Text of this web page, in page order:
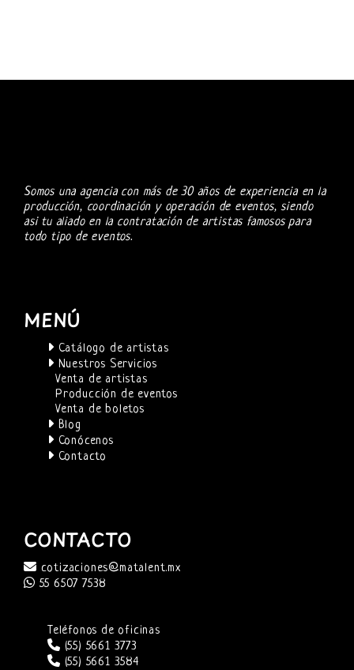
Somos una agencia con más de 30 años de experiencia en la
producción, coordinación y operación de eventos, siendo
asi tu aliado en la contratación de artistas famosos para
todo tipo de eventos.
MENÚ
Catálogo de artistas
Nuestros Servicios
Venta de artistas
Producción de eventos
Venta de boletos
Blog
Conócenos
Contacto
CONTACTO
cotizaciones@matalent.mx
55 6507 7538
Teléfonos de oficinas
(55) 5661 3773
(55) 5661 3584